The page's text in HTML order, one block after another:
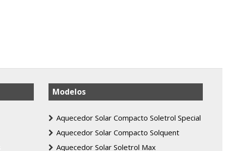
Modelos
Aquecedor Solar Compacto Soletrol Special
Aquecedor Solar Compacto Solquent
Aquecedor Solar Soletrol Max